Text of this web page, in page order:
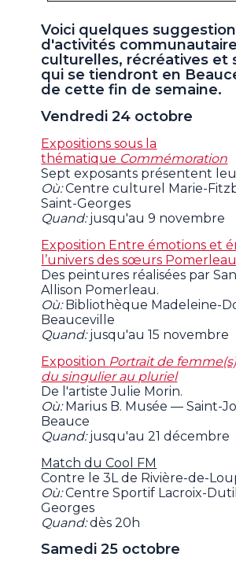
Voici quelques
d'activités
culturelles, récréatives et
qui se tiendront en
de cette fin de semaine.
Vendredi 24 octobre
Expositions sous la
thématique Commémoration
Sept exposants présentent
Où:Centre culturel Marie-
Saint-Georges
Quand:jusqu'au 9 novembre
Exposition Entre émotions et
l’univers des sœurs Pomerleau
Des peintures réalisées par
Allison Pomerleau.
Où:Bibliothèque Madeleine-
Beauceville
Quand:jusqu'au 15 novembre
Exposition Portrait de
du singulier au pluriel
De l'artiste Julie Morin.
Où:Marius B. Musée — Saint-
Beauce
Quand:jusqu'au 21 décembre
Match du Cool FM
Contre le 3L de Rivière-de-
Où:Centre Sportif Lacroix-
Georges
Quand:dès 20h
Samedi 25 octobre